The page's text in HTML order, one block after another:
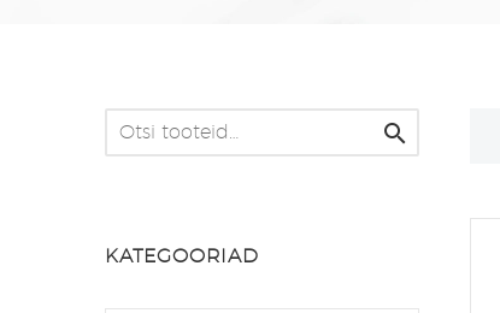

KATEGOORIAD